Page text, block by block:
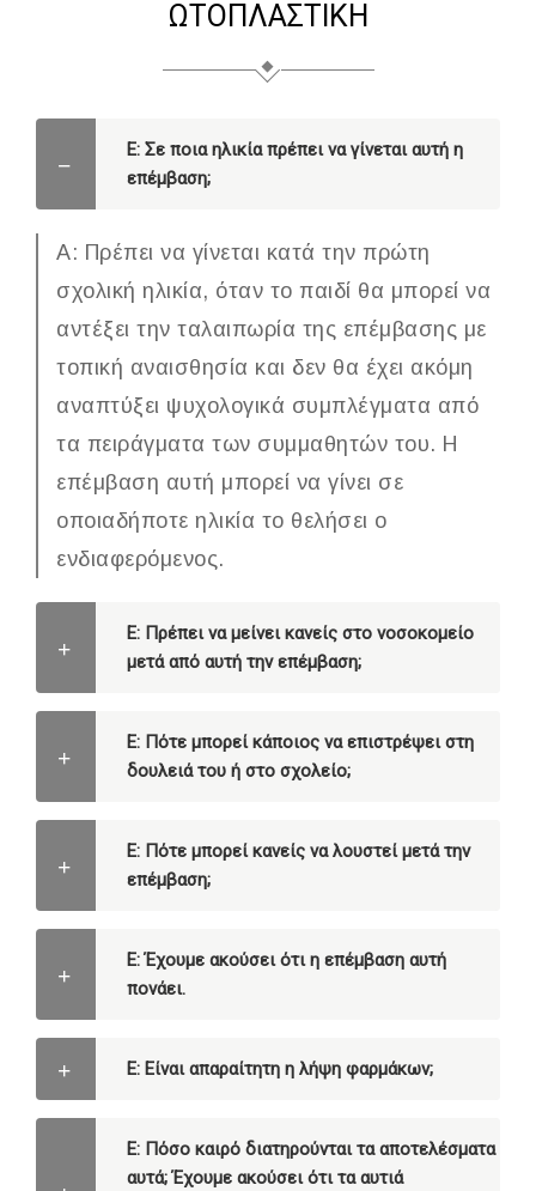
ΩΤΟΠΛΑΣΤΙΚΗ
Ε: Σε ποια ηλικία πρέπει να γίνεται αυτή η
επέμβαση;
Α: Πρέπει να γίνεται κατά την πρώτη
σχολική ηλικία, όταν το παιδί θα μπορεί να
αντέξει την ταλαιπωρία της επέμβασης με
τοπική αναισθησία και δεν θα έχει ακόμη
αναπτύξει ψυχολογικά συμπλέγματα από
τα πειράγματα των συμμαθητών του. Η
επέμβαση αυτή μπορεί να γίνει σε
οποιαδήποτε ηλικία το θελήσει ο
ενδιαφερόμενος.
Ε: Πρέπει να μείνει κανείς στο νοσοκομείο
μετά από αυτή την επέμβαση;
Ε: Πότε μπορεί κάποιος να επιστρέψει στη
δουλειά του ή στο σχολείο;
Ε: Πότε μπορεί κανείς να λουστεί μετά την
επέμβαση;
Ε: Έχουμε ακούσει ότι η επέμβαση αυτή
πονάει.
Ε: Είναι απαραίτητη η λήψη φαρμάκων;
Ε: Πόσο καιρό διατηρούνται τα αποτελέσματα
αυτά; Έχουμε ακούσει ότι τα αυτιά